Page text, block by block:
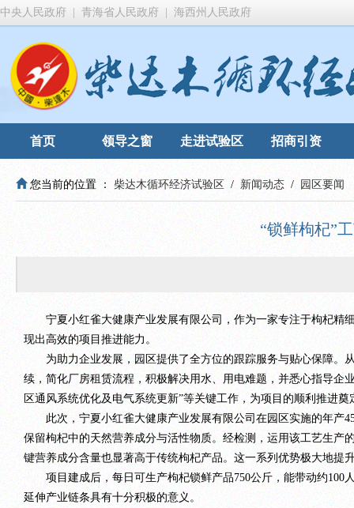
中央人民政府 青海省人民政府 海西州人民政府
首页 领导之窗 走进试验区 招商引资
您当前的位置 ： 柴达木循环经济试验区 / 新闻动态 / 园区要闻
“锁鲜枸杞”
宁夏小红雀大健康产业发展有限公司，作为一家专注于枸杞精
现出高效的项目推进能力。
为助力企业发展，园区提供了全方位的跟踪服务与贴心保障。
续，简化厂房租赁流程，积极解决用水、用电难题，并悉心指导企
区通风系统优化及电气系统更新”等关键工作，为项目的顺利推进
此次，宁夏小红雀大健康产业发展有限公司在园区实施的年产
保留枸杞中的天然营养成分与活性物质。经检测，运用该工艺生产
键营养成分含量也显著高于传统枸杞产品。这一系列优势极大地提
项目建成后，每日可生产枸杞锁鲜产品750公斤，能带动约100人
延伸产业链条具有十分积极的意义。